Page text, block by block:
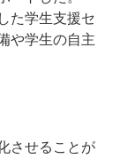
た学生支援セ
や学生の自主
させることが